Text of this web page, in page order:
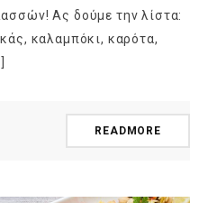
Ας δούμε την λίστα:
καλαμπόκι, καρότα,
READMORE